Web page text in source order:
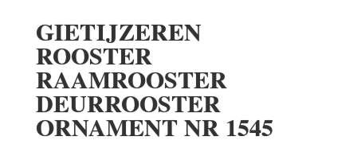
GIETIJZEREN
ROOSTER
RAAMROOSTER
DEURROOSTER
ORNAMENT NR 1545